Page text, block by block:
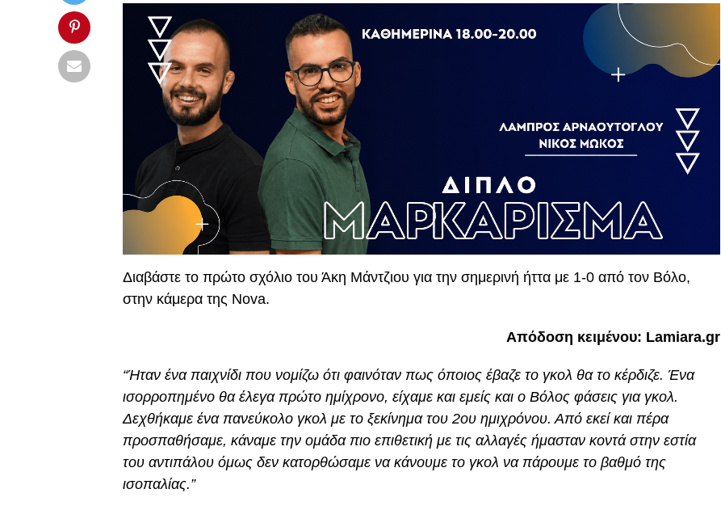
Διαβάστε το πρώτο σχόλιο του Άκη Μάντζιου για την σημερινή ήττα με 1-0 από τον Βόλο,
στην κάμερα της Nova.
Απόδοση κειμένου: Lamiara.gr
“Ήταν ένα παιχνίδι που νομίζω ότι φαινόταν πως όποιος έβαζε το γκολ θα το κέρδιζε. Ένα
ισορροπημένο θα έλεγα πρώτο ημίχρονο, είχαμε και εμείς και ο Βόλος φάσεις για γκολ.
Δεχθήκαμε ένα πανεύκολο γκολ με το ξεκίνημα του 2ου ημιχρόνου. Από εκεί και πέρα
προσπαθήσαμε, κάναμε την ομάδα πιο επιθετική με τις αλλαγές ήμασταν κοντά στην εστία
του αντιπάλου όμως δεν κατορθώσαμε να κάνουμε το γκολ να πάρουμε το βαθμό της
ισοπαλίας.”